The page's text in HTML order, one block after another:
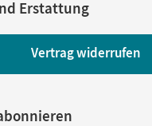
Erstattung
Vertrag widerrufen